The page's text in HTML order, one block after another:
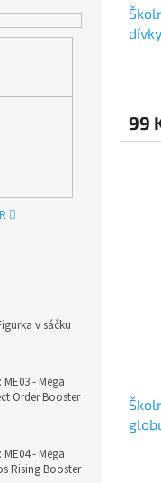
v sáčku
- Mega
Order Booster
- Mega
Rising Booster
99